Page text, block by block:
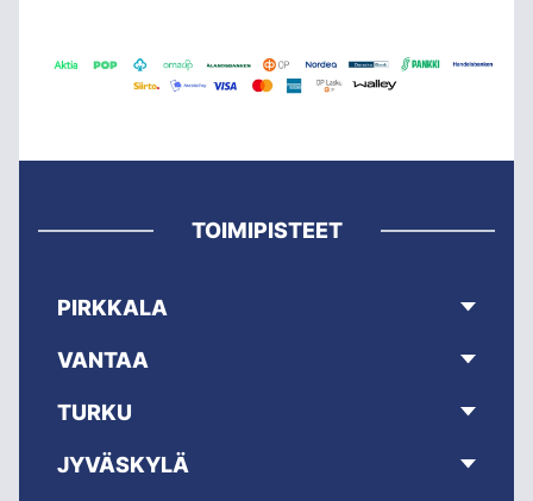
TOIMIPISTEET
PIRKKALA
VANTAA
TURKU
JYVÄSKYLÄ